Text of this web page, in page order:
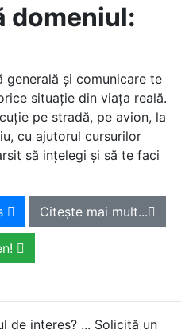
domeniul:
generală și comunicare te
situație din viața reală.
pe stradă, pe avion, la
cu ajutorul cursurilor
să ințelegi și să te faci
Citește mai mult...
de interes? ... Solicită un